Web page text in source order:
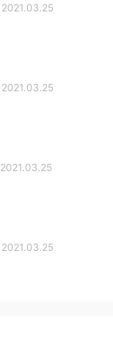
2021.03.25 11:54
2021.03.25 11:54
2021.03.25 11:51
2021.03.25 11:50